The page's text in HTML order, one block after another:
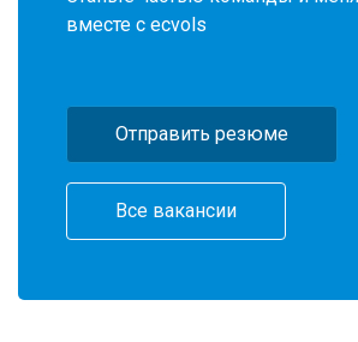
вместе с ecvols
Отправить резюме
Все вакансии